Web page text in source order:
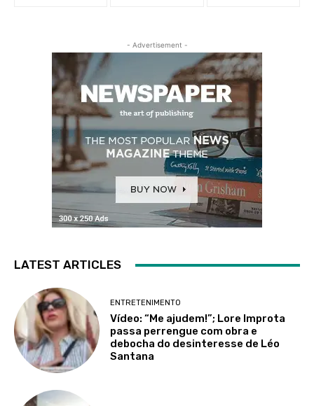
- Advertisement -
LATEST ARTICLES
ENTRETENIMENTO
Vídeo: “Me ajudem!”; Lore Improta
passa perrengue com obra e
debocha do desinteresse de Léo
Santana